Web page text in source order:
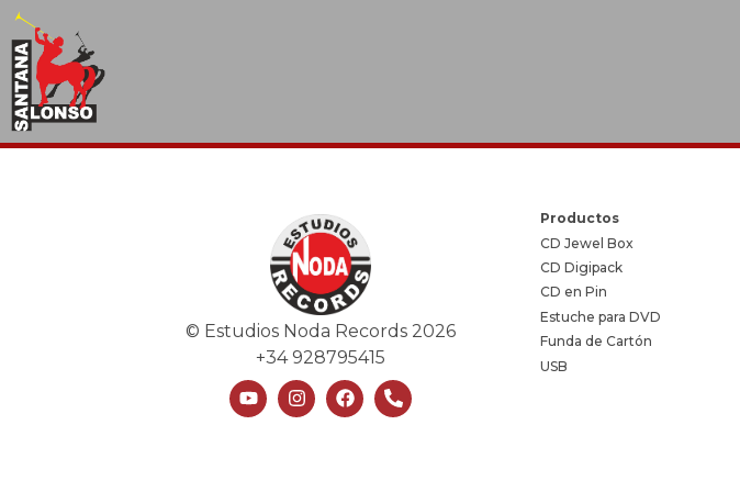
© Estudios Noda Records 2026
+34 928795415
Productos
CD Jewel Box
CD Digipack
CD en Pin
Estuche para DVD
Funda de Cartón
USB